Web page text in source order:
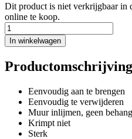
Dit product is niet verkrijgbaar in
online te koop.
In winkelwagen
Productomschrijving
Eenvoudig aan te brengen
Eenvoudig te verwijderen
Muur inlijmen, geen
Krimpt niet
Sterk